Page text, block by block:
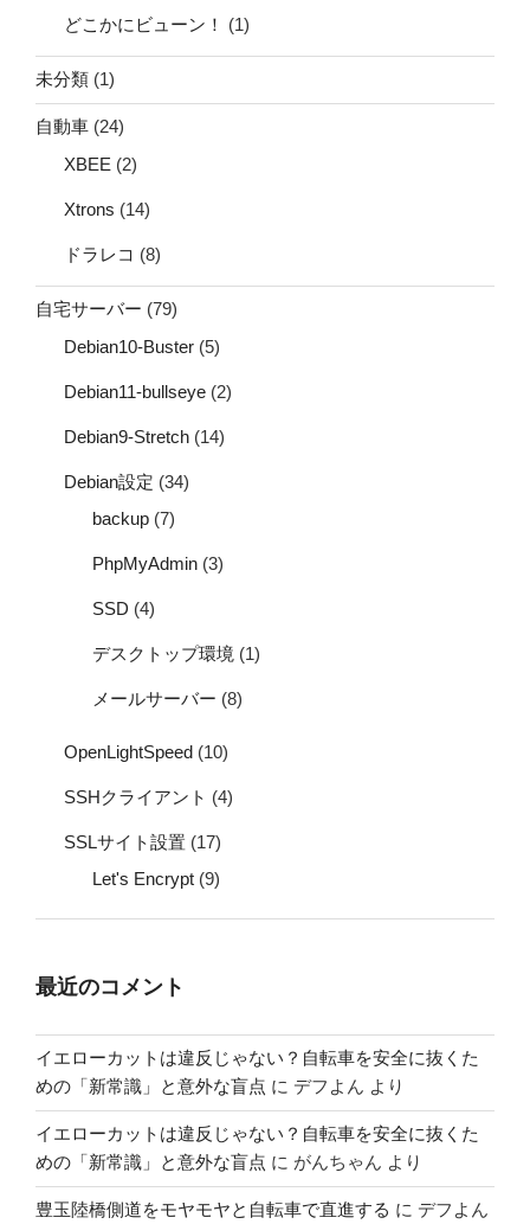
どこかにビューン！ (1)
未分類 (1)
自動車 (24)
XBEE (2)
Xtrons (14)
ドラレコ (8)
自宅サーバー (79)
Debian10-Buster (5)
Debian11-bullseye (2)
Debian9-Stretch (14)
Debian設定 (34)
backup (7)
PhpMyAdmin (3)
SSD (4)
デスクトップ環境 (1)
メールサーバー (8)
OpenLightSpeed (10)
SSHクライアント (4)
SSLサイト設置 (17)
Let's Encrypt (9)
最近のコメント
イエローカットは違反じゃない？自転車を安全に抜くた
めの「新常識」と意外な盲点 に デフよん より
イエローカットは違反じゃない？自転車を安全に抜くた
めの「新常識」と意外な盲点 に がんちゃん より
豊玉陸橋側道をモヤモヤと自転車で直進する に デフよん